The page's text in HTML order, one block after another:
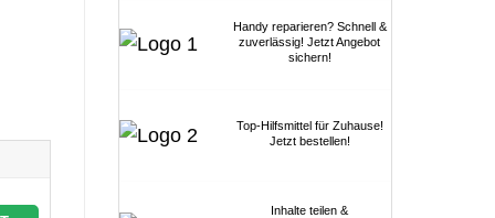
Handy reparieren? Schnell &
zuverlässig! Jetzt Angebot
sichern!
Top-Hilfsmittel für Zuhause!
Jetzt bestellen!
Inhalte teilen &